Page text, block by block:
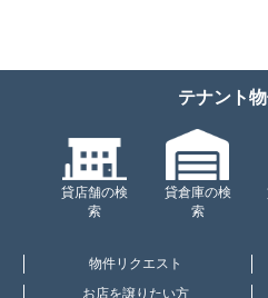
テナント
貸店舗の検
索
貸倉庫の検
索
物件リクエスト
お店を譲りたい方